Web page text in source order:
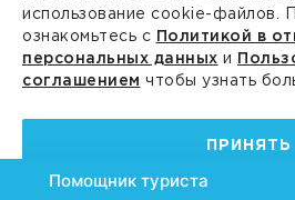
использование cookie-файлов.
ознакомьтесь с Политикой в
персональных данных и
соглашением чтобы узнать
ПРИНЯТЬ